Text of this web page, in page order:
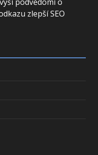
zlepší SEO